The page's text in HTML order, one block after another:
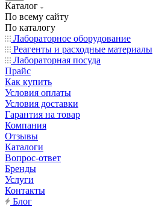
Каталог
По всему сайту
По каталогу
Лабораторное оборудование
Реагенты и расходные материалы
Лабораторная посуда
Прайс
Как купить
Условия оплаты
Условия доставки
Гарантия на товар
Компания
Отзывы
Каталоги
Вопрос-ответ
Бренды
Услуги
Контакты
Блог